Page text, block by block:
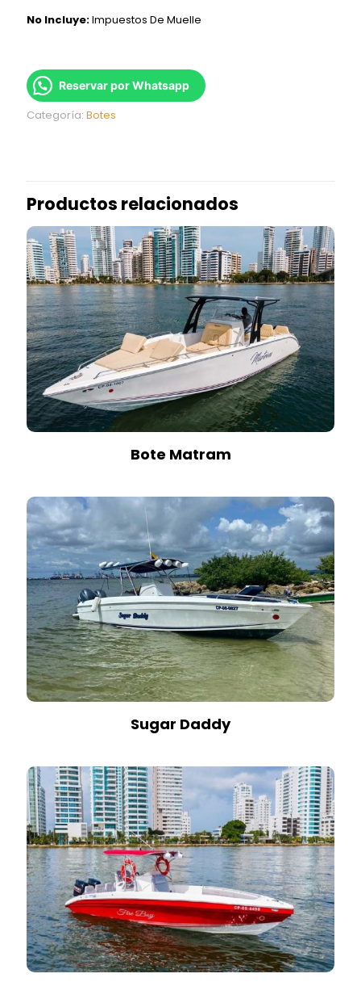
No Incluye:Impuestos De Muelle
Reservar por Whatsapp
Categoría: Botes
Productos relacionados
Bote Matram
Sugar Daddy